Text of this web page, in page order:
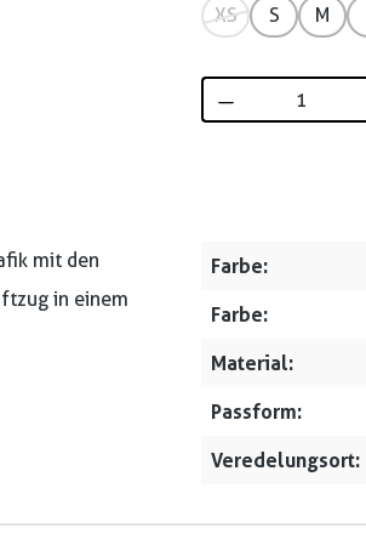
XS
S M
Produkt
mit den
in einem
Farbe:
Farbe:
Material:
Passform:
Veredelungsort: